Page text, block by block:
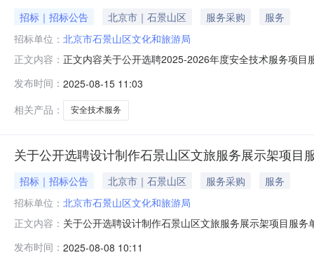
招标｜招标公告 北京市｜石景山区 服务采购
服务
招标单位： 北京市石景山区文化和旅游局
正文内容： 正文内容关于公开选聘2025-2026年度安全技术服务项
服务对象包括：A级旅游景区、宾馆酒店、公共文化设施
部文旅行业单位（如有新业态
发布时间： 2025-08-15 11:03
相关产品：
安全技术服务
关于公开选聘设计制作石景山区文旅服务展示架项目
招标｜招标公告 北京市｜石景山区 服务采购
服务
招标单位： 北京市石景山区文化和旅游局
正文内容： 关于公开选聘设计制作石景山区文旅服务展示架项目服
架。展示架计划满足地图、宣传折页、旅游手册、出行
发布时间： 2025-08-08 10:11